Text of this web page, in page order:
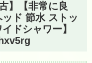
】【非常に良
ド 節水 ストッ
ドシャワー】